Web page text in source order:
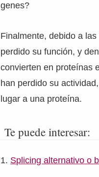
genes?
Finalmente, debido a
perdido su función, y
convierten en proteínas
han perdido su
lugar a una proteína.
Te puede interesar:
Splicing alternativo o